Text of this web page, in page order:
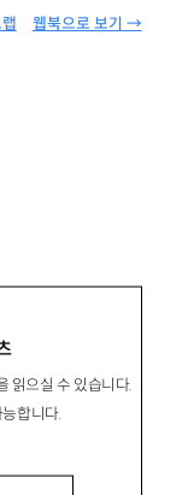
웹북으로 보기 →
읽으실 수 있습니다.
합니다.
『아니다 그렇
『하루 또 하